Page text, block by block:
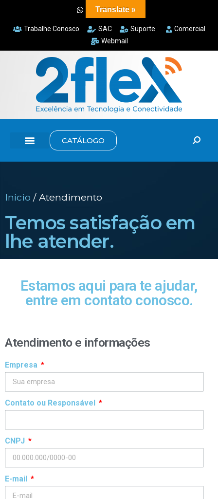
Trabalhe Conosco SAC Suporte
Comercial
Webmail
CATÁLOGO
Início / Atendimento
Temos satisfação em
lhe atender.
Estamos aqui para te ajudar,
entre em contato conosco.
Atendimento e informações
Empresa
Contato ou Responsável
CNPJ
E-mail
Translate »